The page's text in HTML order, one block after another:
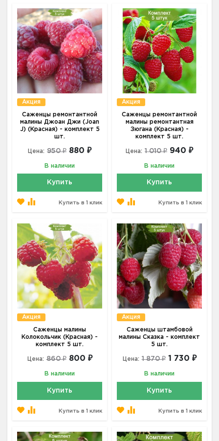
Акция
Саженцы ремонтантной
малины Джоан Джи (Joan
J) (Красная) - комплект 5
шт.
Цена: 950 ₽ 880 ₽
В наличии
Купить
Купить в 1 клик
Акция
Саженцы ремонтантной
малины ремонтантная
Зюгана (Красная) -
комплект 5 шт.
Цена: 1 010 ₽ 940 ₽
В наличии
Купить
Купить в 1 клик
Акция
Саженцы малины
Колокольчик (Красная) -
комплект 5 шт.
Цена: 860 ₽ 800 ₽
В наличии
Купить
Купить в 1 клик
Акция
Саженцы штамбовой
малины Сказка - комплект
5 шт.
Цена: 1 870 ₽ 1 730 ₽
В наличии
Купить
Купить в 1 клик